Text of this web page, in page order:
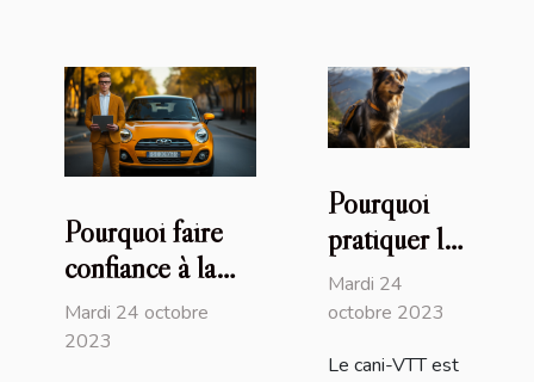
Pourquoi faire
confiance à la
plateforme
Immatriculer.com
Mardi 24 octobre
2023
Pourquoi
pratiquer le
cani-VTT
avec son
Mardi 24
octobre 2023
Le cani-VTT est